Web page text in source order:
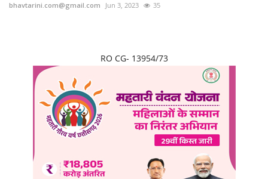
bhavtarini.com@gmail.com Jun 3, 2023 35
RO CG- 13954/73